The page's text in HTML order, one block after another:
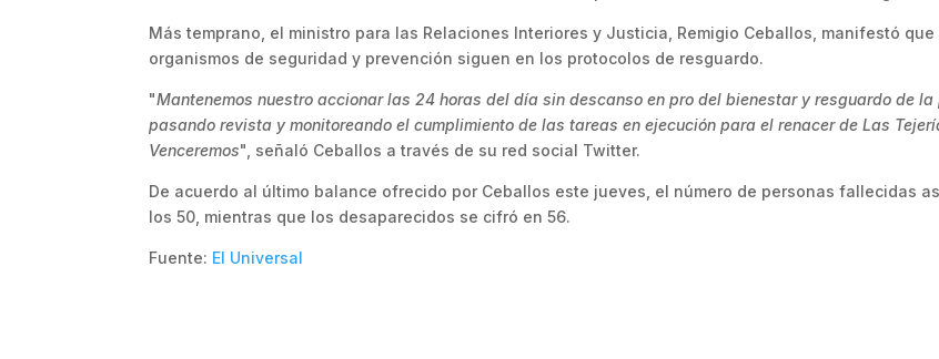
Más temprano, el ministro para las Relaciones Interiores y Justicia, Remigio Ceballos, manifestó que
organismos de seguridad y prevención siguen en los protocolos de resguardo.
"Mantenemos nuestro accionar las 24 horas del día sin descanso en pro del bienestar y resguardo de la
pasando revista y monitoreando el cumplimiento de las tareas en ejecución para el renacer de Las
Venceremos", señaló Ceballos a través de su red social Twitter.
De acuerdo al último balance ofrecido por Ceballos este jueves, el número de personas fallecidas
los 50, mientras que los desaparecidos se cifró en 56.
Fuente: El Universal